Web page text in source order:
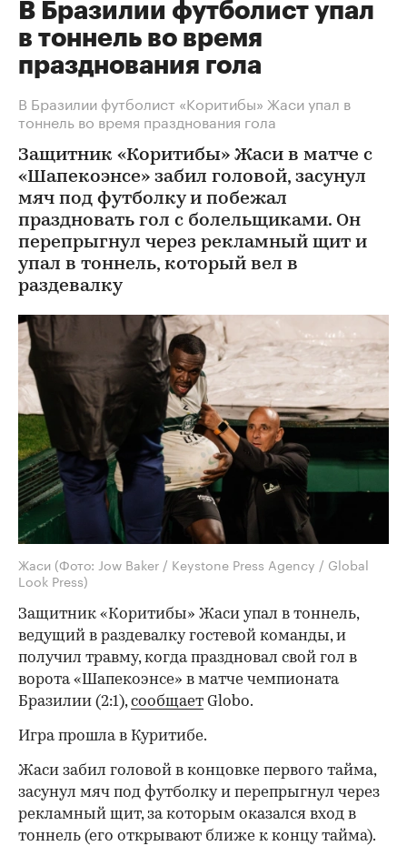
В Бразилии футболист упал
в тоннель во время
празднования гола
В Бразилии футболист «Коритибы» Жаси упал в
тоннель во время празднования гола
Защитник «Коритибы» Жаси в матче с
«Шапекоэнсе» забил головой, засунул
мяч под футболку и побежал
праздновать гол с болельщиками. Он
перепрыгнул через рекламный щит и
упал в тоннель, который вел в
раздевалку
Жаси (Фото: Jow Baker / Keystone Press Agency / Global
Look Press)
Защитник «Коритибы» Жаси упал в тоннель,
ведущий в раздевалку гостевой команды, и
получил травму, когда праздновал свой гол в
ворота «Шапекоэнсе» в матче чемпионата
Бразилии (2:1),сообщает Globo.
Игра прошла в Куритибе.
Жаси забил головой в концовке первого тайма,
засунул мяч под футболку и перепрыгнул через
рекламный щит, за которым оказался вход в
тоннель (его открывают ближе к концу тайма).